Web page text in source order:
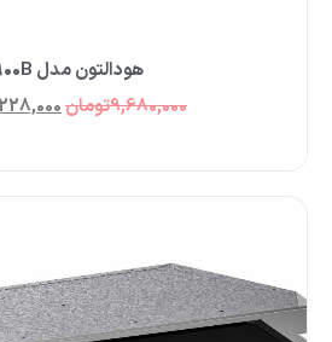
هودالتون مدل H۹۰۰B
9,680,000تومان